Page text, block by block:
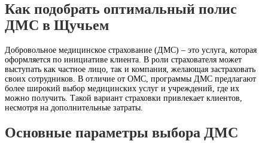
Как подобрать оптимальный полис
ДМС в Щучьем
Добровольное медицинское страхование (ДМС) – это услуга, которая
оформляется по инициативе клиента. В роли страхователя может
выступать как частное лицо, так и компания, желающая застраховать
своих сотрудников. В отличие от ОМС, программы ДМС предлагают
более широкий выбор медицинских услуг и учреждений, где их
можно получить. Такой вариант страховки привлекает клиентов,
несмотря на дополнительные затраты.
Основные параметры выбора ДМС